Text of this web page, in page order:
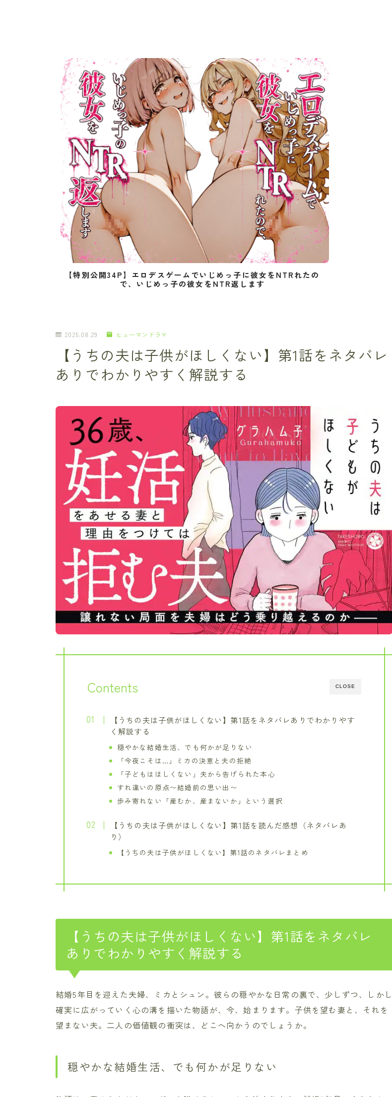
【特別公開34P】エロデスゲームでいじめっ子に彼女をNTRれたの
で、いじめっ子の彼女をNTR返します
2025.08.29 ヒューマンドラマ
【うちの夫は子供がほしくない】第1話をネタバレ
ありでわかりやすく解説する
CLOSE
Contents
【うちの夫は子供がほしくない】第1話をネタバレありでわかりやす
く解説する
穏やかな結婚生活、でも何かが足りない
「今夜こそは…」ミカの決意と夫の拒絶
「子どもはほしくない」夫から告げられた本心
すれ違いの原点〜結婚前の思い出〜
歩み寄れない「産むか、産まないか」という選択
【うちの夫は子供がほしくない】第1話を読んだ感想（ネタバレあ
り）
【うちの夫は子供がほしくない】第1話のネタバレまとめ
【うちの夫は子供がほしくない】第1話をネタバレ
ありでわかりやすく解説する
結婚5年目を迎えた夫婦、ミカとシュン。彼らの穏やかな日常の裏で、少しずつ、しかし
確実に広がっていく心の溝を描いた物語が、今、始まります。子供を望む妻と、それを
望まない夫。二人の価値観の衝突は、どこへ向かうのでしょうか。
穏やかな結婚生活、でも何かが足りない